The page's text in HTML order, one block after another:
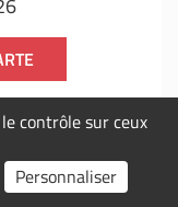
contrôle sur ceux
Personnaliser